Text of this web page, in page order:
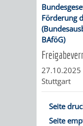
Förderung
BAföG)
27.10.2025
Stuttgart
Seite
Seite